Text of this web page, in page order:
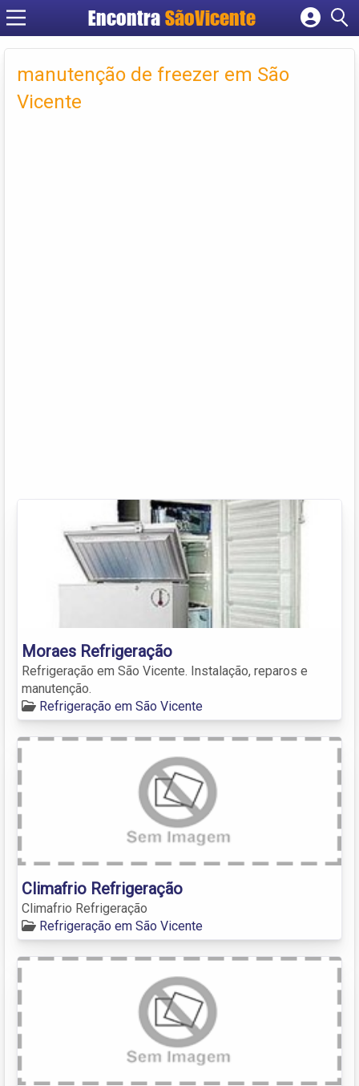
Encontra SãoVicente
Cadastrar empresa
Criar conta
manutenção de freezer em São
Vicente
Moraes Refrigeração
Refrigeração em São Vicente. Instalação, reparos e
manutenção.
Refrigeração em São Vicente
Climafrio Refrigeração
Climafrio Refrigeração
Refrigeração em São Vicente